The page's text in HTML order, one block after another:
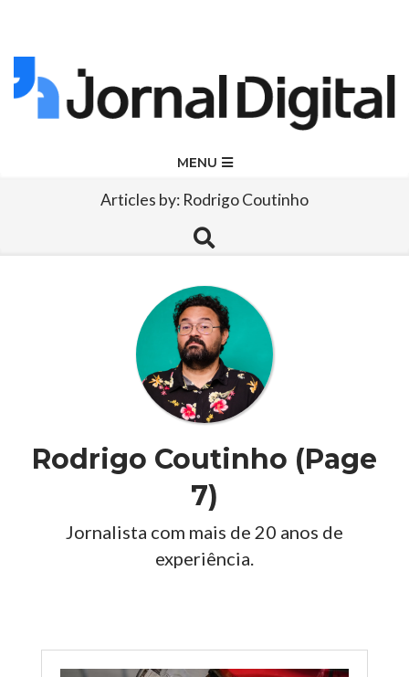
Skip
to
Jornal
Digital
MENU
Articles by: Rodrigo Coutinho
Search
Rodrigo Coutinho (Page
7)
Jornalista com mais de 20 anos de
experiência.